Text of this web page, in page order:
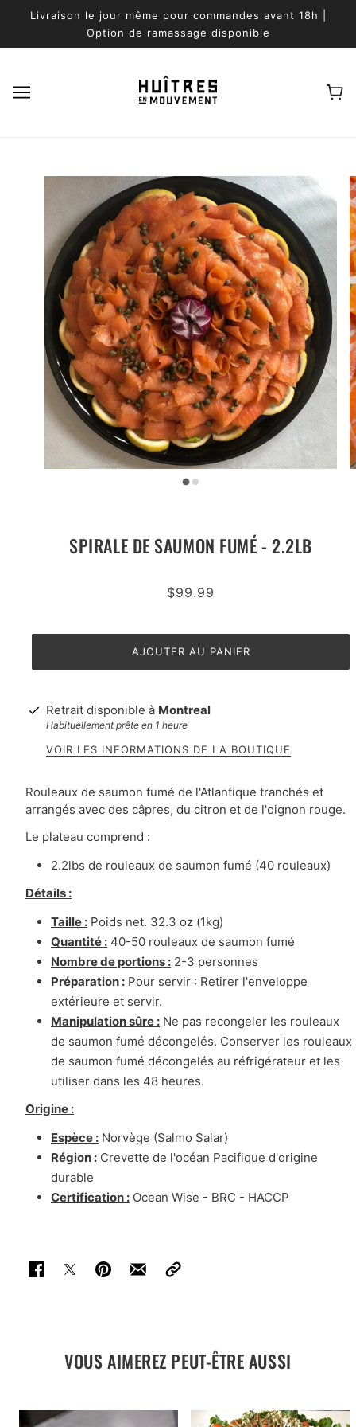
Livraison le jour même pour commandes avant 18h |
Option de ramassage disponible
SPIRALE DE SAUMON FUMÉ - 2.2LB
$99.99
AJOUTER AU PANIER
Retrait disponible à Montreal
Habituellement prête en 1 heure
VOIR LES INFORMATIONS DE LA BOUTIQUE
Rouleaux de saumon fumé de l'Atlantique tranchés et
arrangés avec des câpres, du citron et de l'oignon rouge.
Le plateau comprend :
2.2lbs de rouleaux de saumon fumé (40 rouleaux)
Détails :
Taille : Poids net. 32.3 oz (1kg)
Quantité : 40-50 rouleaux de saumon fumé
Nombre de portions : 2-3 personnes
Préparation : Pour servir : Retirer l'enveloppe
extérieure et servir.
Manipulation sûre : Ne pas recongeler les rouleaux
de saumon fumé décongelés. Conserver les rouleaux
de saumon fumé décongelés au réfrigérateur et les
utiliser dans les 48 heures.
Origine :
Espèce : Norvège (Salmo Salar)
Région : Crevette de l'océan Pacifique d'origine
durable
Certification : Ocean Wise - BRC - HACCP
VOUS AIMEREZ PEUT-ÊTRE AUSSI